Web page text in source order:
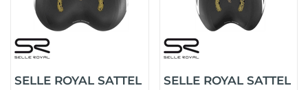
SELLE ROYAL SATTEL
SELLE ROYAL SATTEL